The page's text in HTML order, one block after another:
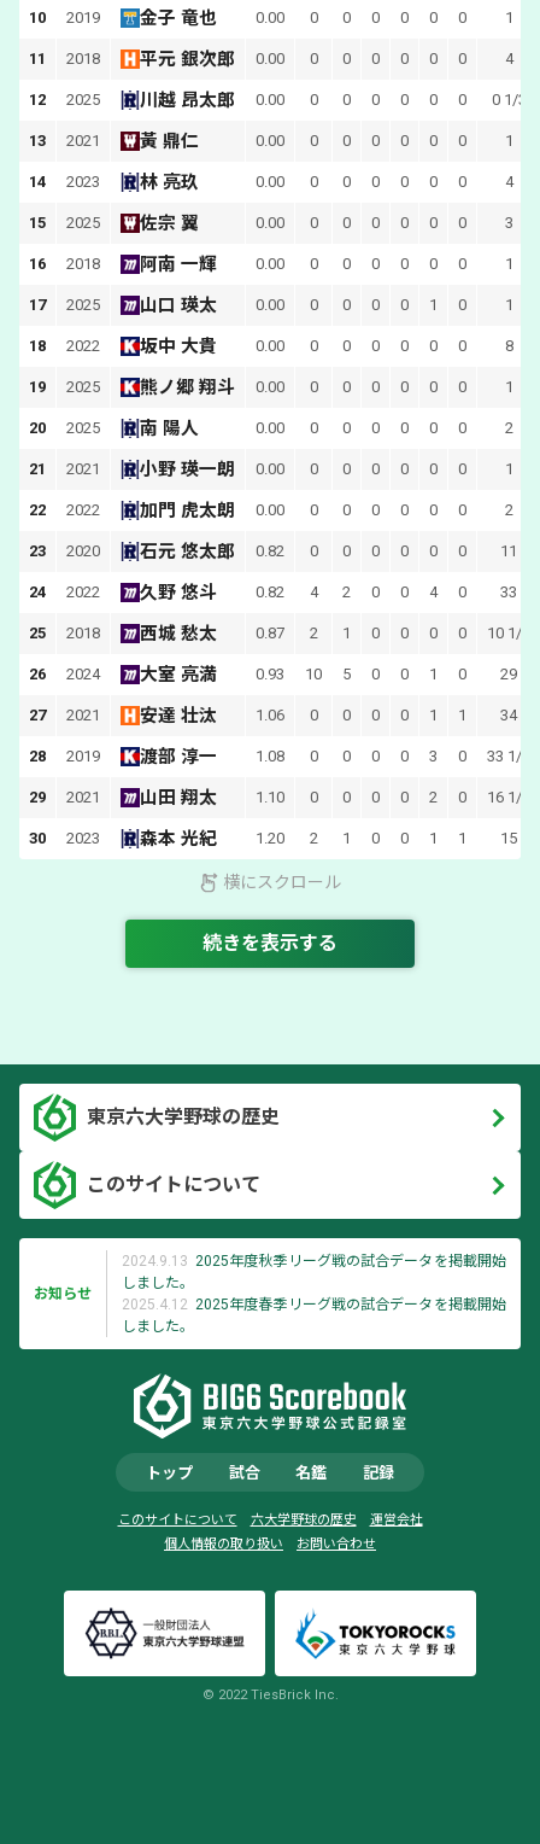
10 2019 金子 竜也 0.00 0 0 0 0 0 0 1
11 2018 平元 銀次郎 0.00 0 0 0 0 0 0 4
12 2025 川越 昂太郎 0.00 0 0 0 0 0 0 0 1/3
13 2021 黃 鼎仁 0.00 0 0 0 0 0 0 1
14 2023 林 亮玖 0.00 0 0 0 0 0 0 4
15 2025 佐宗 翼 0.00 0 0 0 0 0 0 3
16 2018 阿南 一輝 0.00 0 0 0 0 0 0 1
17 2025 山口 瑛太 0.00 0 0 0 0 1 0 1
18 2022 坂中 大貴 0.00 0 0 0 0 0 0 8
19 2025 熊ノ郷 翔斗 0.00 0 0 0 0 0 0 1
20 2025 南 陽人 0.00 0 0 0 0 0 0 2
21 2021 小野 瑛一朗 0.00 0 0 0 0 0 0 1
22 2022 加門 虎太朗 0.00 0 0 0 0 0 0 2
23 2020 石元 悠太郎 0.82 0 0 0 0 0 0 11
24 2022 久野 悠斗 0.82 4 2 0 0 4 0 33
25 2018 西城 愁太 0.87 2 1 0 0 0 0 10 1/3
26 2024 大室 亮満 0.93 10 5 0 0 1 0 29
27 2021 安達 壮汰 1.06 0 0 0 0 1 1 34
28 2019 渡部 淳一 1.08 0 0 0 0 3 0 33 1/3
29 2021 山田 翔太 1.10 0 0 0 0 2 0 16 1/3
30 2023 森本 光紀 1.20 2 1 0 0 1 1 15
横にスクロール
続きを表示する
東京六大学野球の歴史
このサイトについて
お知らせ
2024.9.13 2025年度秋季リーグ戦の試合データを掲載開始
しました。
2025.4.12 2025年度春季リーグ戦の試合データを掲載開始
しました。
トップ 試合 名鑑 記録
このサイトについて 六大学野球の歴史
運営会社
個人情報の取り扱い
お問い合わせ
© 2022 TiesBrick Inc.